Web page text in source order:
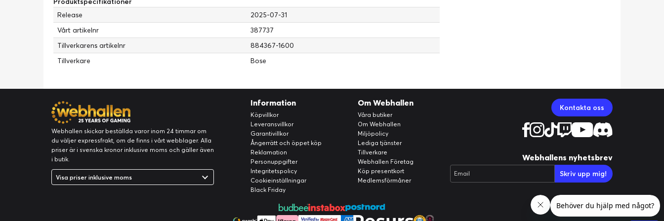
Inkluderade tillbehör:
Fodral, USB-C till USB-A-kabel, 3.5 mm to 2.5 mm audio cable
Färg:
Skymningsblå
Färgkategori:
Blå
EU: s regler för kraftanordningar
Batteritid (upp till):
24 timme/timmar
Ljudsystem
Rekommenderad
användning:
Bärbar elektronik
Typ:
Release
2025-07-31
Vårt artikelnr
387737
Tillverkarens artikelnr
884367-1600
Tillverkare
Bose
Webhallen skickar beställda varor inom 24 timmar om
du väljer expressfrakt, om de finns i vårt webblager. Alla
priser är i svenska kronor inklusive moms och gäller även
i butik.
Visa priser inklusive moms
Information
Köpvillkor
Leveransvillkor
Garantivillkor
Ångerrätt och öppet köp
Reklamation
Personuppgifter
Integritetspolicy
Cookieinställningar
Black Friday
Om Webhallen
Våra butiker
Om Webhallen
Miljöpolicy
Lediga tjänster
Tillverkare
Webhallen Företag
Köp presentkort
Medlemsförmåner
Kontakta oss
Webhallens nyhetsbrev
Email Skriv upp mig!